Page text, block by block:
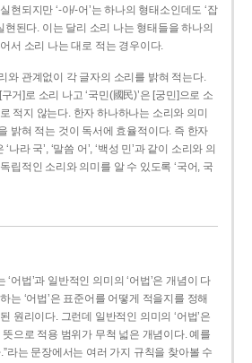
현되지만 ‘-아/-어’는 하나의 형태소인데도 ‘잡
현된다. 이는 달리 소리 나는 형태들을 하나의
서 소리 나는 대로 적는 경우이다.
와 관계없이 각 글자의 소리를 밝혀 적는다.
거]로 소리 나고 ‘국민(國民)’은 [궁민]으로 소
로 적지 않는다. 한자 하나하나는 소리와 의미
밝혀 적는 것이 독서에 효율적이다. 즉 한자
‘나라 국’, ‘말씀 어’, ‘백성 민’과 같이 소리와 의
립적인 소리와 의미를 알 수 있도록 ‘국어, 국
어법’과 일반적인 의미의 ‘어법’은 개념이 다
는 ‘어법’은 표준어를 어떻게 적을지를 정해
원리이다. 그런데 일반적인 의미의 ‘어법’은
뜻으로 적용 범위가 무척 넓은 개념이다. 예를
라는 문장에서는 여러 가지 규칙을 찾아볼 수